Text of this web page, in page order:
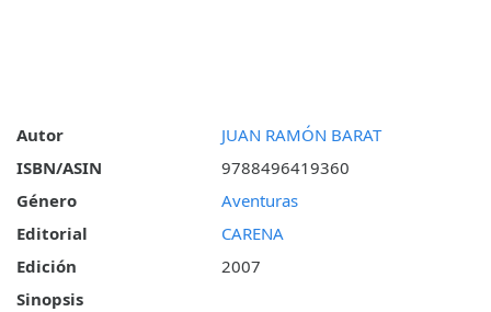
Autor
JUAN RAMÓN BARAT
ISBN/ASIN
9788496419360
Género
Aventuras
Editorial
CARENA
Edición
2007
Sinopsis